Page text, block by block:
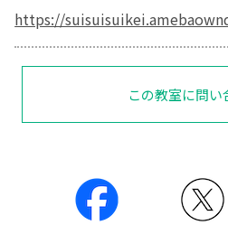
https://
この教室に問い